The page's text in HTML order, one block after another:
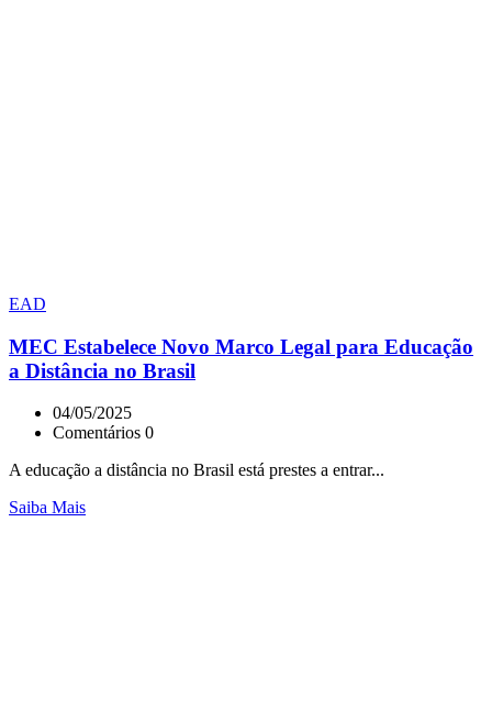
EAD
MEC Estabelece Novo Marco Legal para Educação
a Distância no Brasil
04/05/2025
Comentários 0
A educação a distância no Brasil está prestes a entrar...
Saiba Mais